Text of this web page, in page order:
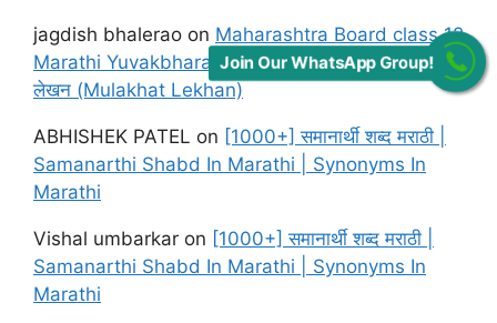
jagdish bhalerao on Maharashtra Board class 12
Marathi Yuvakbharati Solutions Chapter मुलाखत
लेखन (Mulakhat Lekhan)
ABHISHEK PATEL on [1000+] समानार्थी शब्द मराठी |
Samanarthi Shabd In Marathi | Synonyms In
Marathi
Vishal umbarkar on [1000+] समानार्थी शब्द मराठी |
Samanarthi Shabd In Marathi | Synonyms In
Marathi
Join Our WhatsApp Group!